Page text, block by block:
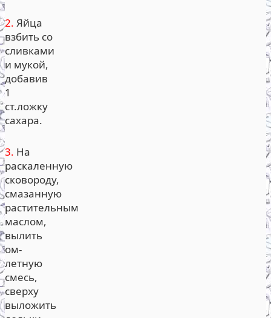
2. Яйца
взбить со
сливками
и мукой,
добавив
1
ст.ложку
сахара.
3. На
раскаленную
сковороду,
смазанную
растительным
маслом,
вылить
ом-
летную
смесь,
сверху
выложить